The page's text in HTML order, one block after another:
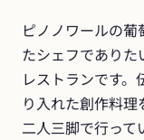
ピノノワールの
たシェフであり
レストランです
り入れた創作料
二人三脚で行って